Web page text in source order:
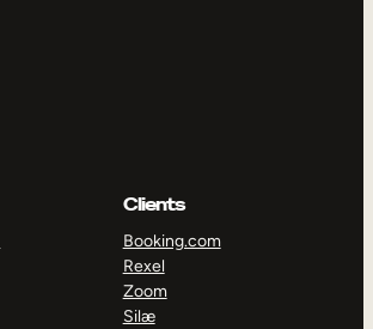
Clients
Booking.com
Rexel
Zoom
Silæ